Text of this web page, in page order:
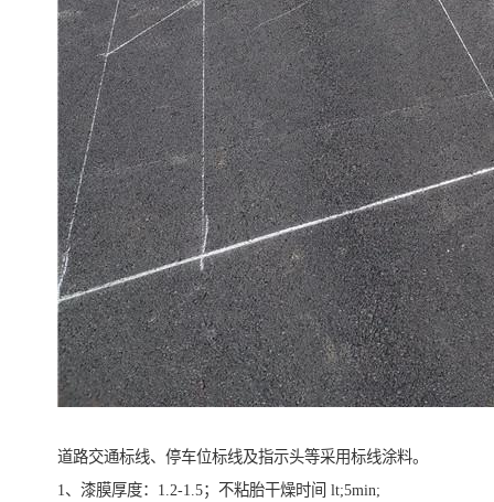
道路交通标线、停车位标线及指示头等采用标线涂料。
1、漆膜厚度：1.2-1.5；不粘胎干燥时间 lt;5min;